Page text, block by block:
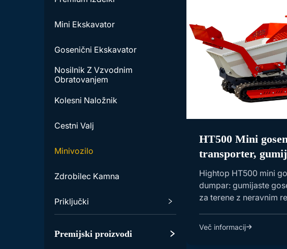
Mini Ekskavator
Gosenični Ekskavator
Nosilnik Z Vzvodnim
Obratovanjem
Kolesni Naložnik
Cestni Valj
Minivozilo
Zdrobilec Kamna
Priključki
Ekskavatorje
Premijski proizvodi
HT500 Mini
transporter,
tovorni avtomobil
prodajo
Hightop HT500 mini
dumpar: gumijaste
za terene z neravnim
Več informacij